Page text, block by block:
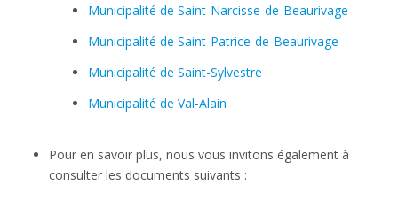
Municipalité de Saint-Narcisse-de-Beaurivage
Municipalité de Saint-Patrice-de-Beaurivage
Municipalité de Saint-Sylvestre
Municipalité de Val-Alain
Pour en savoir plus, nous vous invitons également à
consulter les documents suivants :